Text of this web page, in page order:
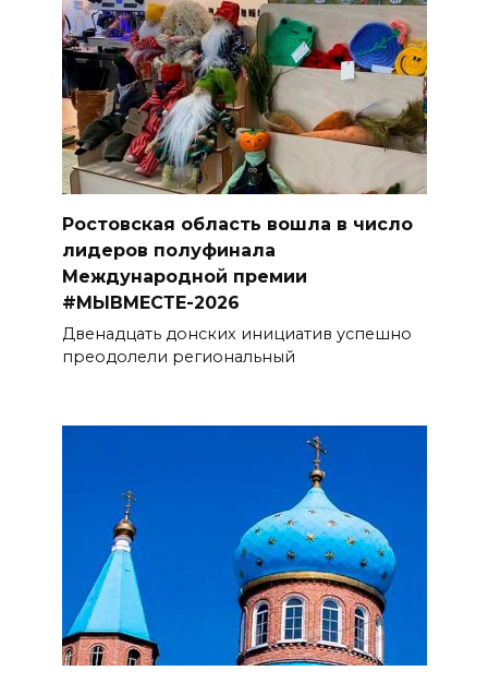
Ростовская область вошла в число
лидеров полуфинала
Международной премии
#МЫВМЕСТЕ-2026
Двенадцать донских инициатив успешно
преодолели региональный